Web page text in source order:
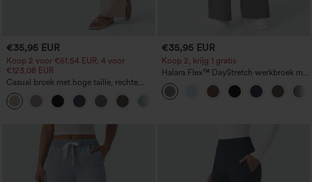
€35,95 EUR
Koop 2 voor €61,54 EUR, 4 voor
€123,08 EUR
Casual broek met hoge taille, rechte
pijpen, linnen-look en zakken
€35,95 EUR
Koop 2, krijg 1 gratis
Halara Flex™ DayStretch werkbroek met
hoge taille, zakken en rechte pijpen